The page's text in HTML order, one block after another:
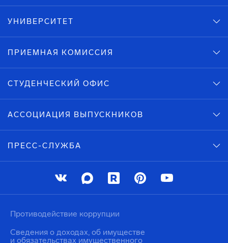
УНИВЕРСИТЕТ
ПРИЕМНАЯ КОМИССИЯ
СТУДЕНЧЕСКИЙ ОФИС
АССОЦИАЦИЯ ВЫПУСКНИКОВ
ПРЕСС-СЛУЖБА
Противодействие коррупции
Сведения о доходах, об имуществе
и обязательствах имущественного